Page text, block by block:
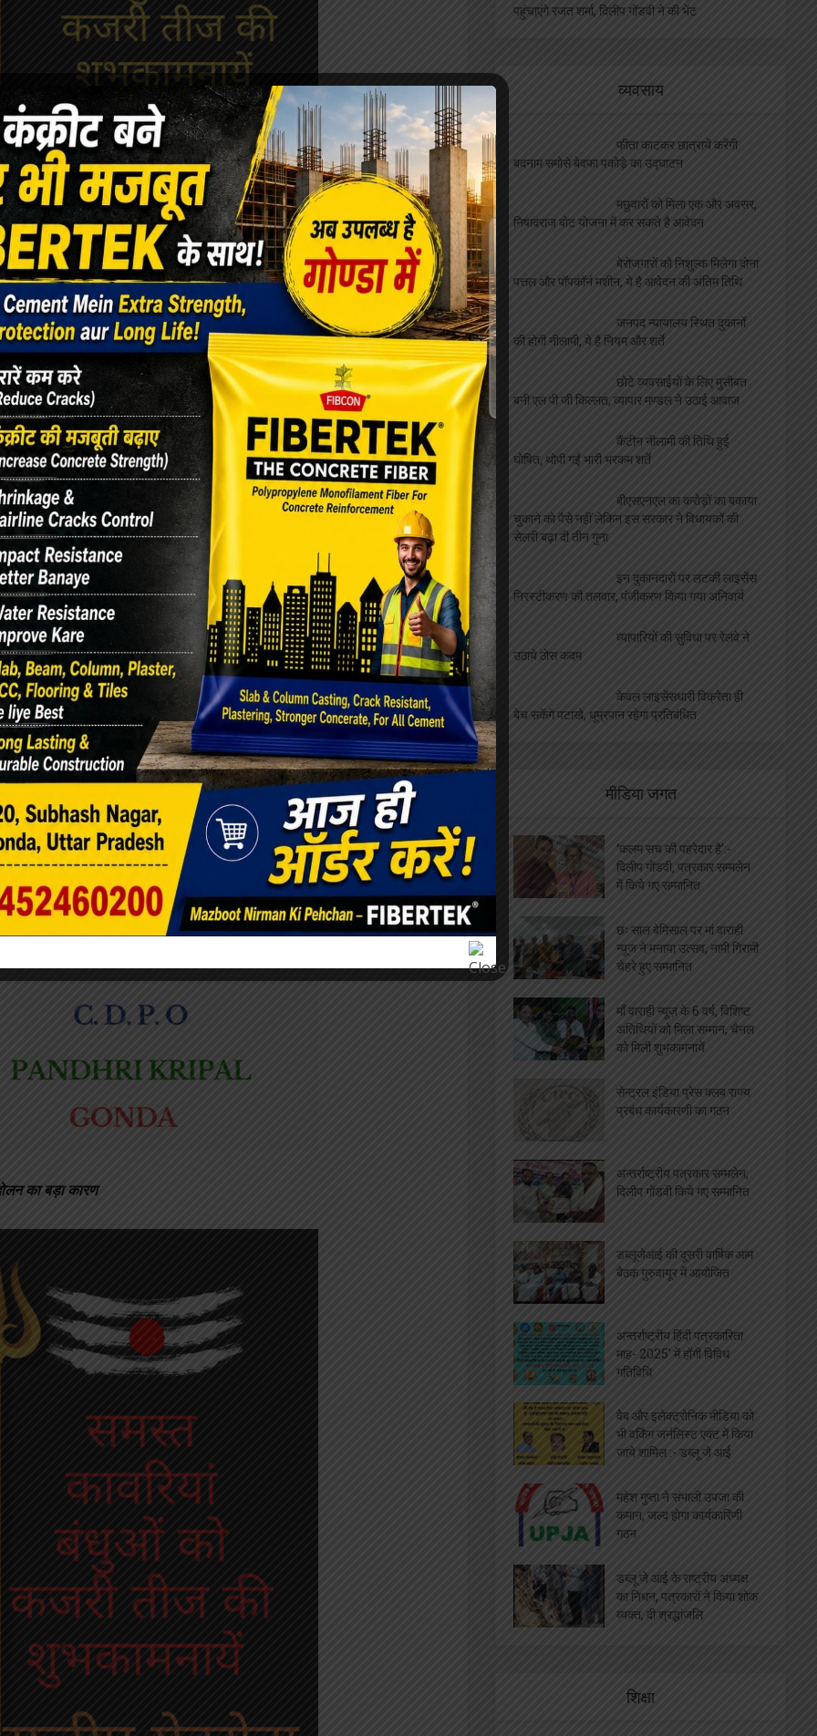
मुख्य चिकित्साधिकारी
का बड़ा कारण
बने पुलिसकर्मी, जिलाध्यक्ष ने दी
बधाई
ललिता शास्त्री सभागार में संपन्न
हुआ नशा मुक्त युवा फार विकसित भारत कार्यक्रम
अदम की “गज़लगोई” घर घर
पहुंचाएंगे रजत शर्मा, दिलीप गोंडवी ने की भेंट
फीता काटकर छात्रायें करेंगी
मछुवारों को मिला एक और अवसर,
बेरोजगारों को निशुल्क मिलेगा दोना
पत्तल और पॉपकॉर्न मशीन, ये है आवेदन की अंतिम तिथि
जनपद न्यायालय स्थित दुकानों
की होगी नीलामी, ये है नियम और शर्ते
छोटे व्यवसाईयों के लिए मुसीबत
बनी एल पी जी किल्लत, व्यापार मण्डल ने उठाई आवाज
कैंटीन नीलामी की तिथि हुई
घोषित, थोपी गईं भारी भरकम शर्ते
चुकाने को पैसे नहीं लेकिन इस सरकार ने विधायकों की
सेलरी बढ़ा दी तीन गुना
इन दुकानदारों पर लटकी लाइसेंस
निरस्टीकरण की तलवार, पंजीकरण किया गया अनिवार्य
उठाये ठोस कदम
केवल लाइसेंसधारी विक्रेता ही
बेच सकेंगे पटाखे, धूम्रपान रहेगा प्रतिबंधित
मीडिया जगत
‘कलम सच की पहरेदार है’:-
छः साल बेमिसाल पर मां वाराही
माँ वाराही न्यूज़ के 6 वर्ष, विशिष्ट
सेन्ट्रल इंडिया प्रेस क्लब राज्य
प्रबंध कार्यकारणी का गठन
अन्तर्राष्ट्रीय पत्रकार सम्मलेन,
दिलीप गोंडवी किये गए सम्मानित
डब्लूजेआई की दूसरी वार्षिक आम
बैठक गुरुवायूर में आयोजित
अन्तर्राष्ट्रीय हिंदी पत्रकारिता
माह- 2025′ में होंगी विविध
भी वर्किंग जर्नलिस्ट एक्ट में किया